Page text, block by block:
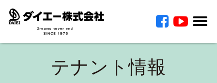
テナント情報